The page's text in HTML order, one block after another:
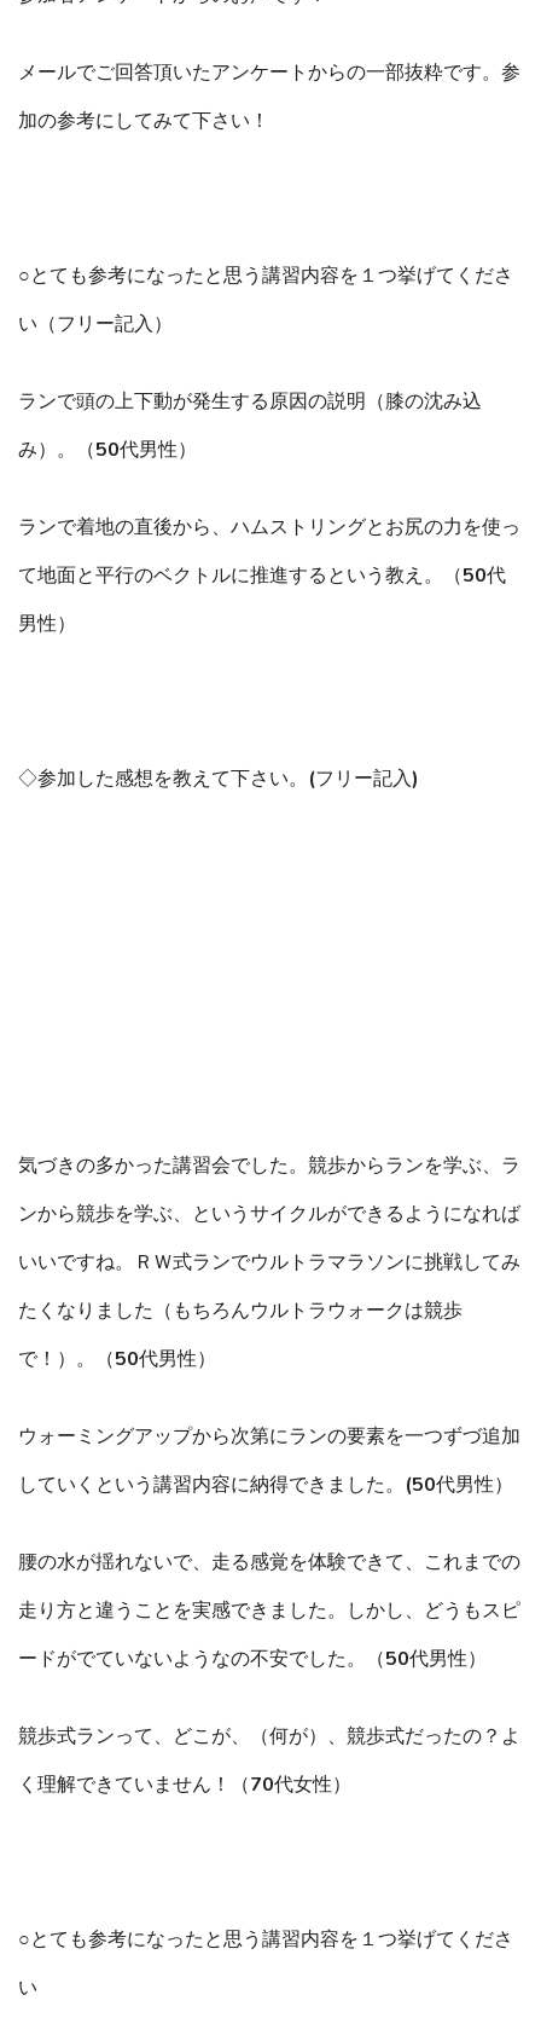
メールでご回答頂いたアンケートからの一部抜粋です。参
加の参考にしてみて下さい！
○とても参考になったと思う講習内容を１つ挙げてくださ
い（フリー記入）
ランで頭の上下動が発生する原因の説明（膝の沈み込
み）。（50代男性）
ランで着地の直後から、ハムストリングとお尻の力を使っ
て地面と平行のベクトルに推進するという教え。（50代
男性）
◇参加した感想を教えて下さい。(フリー記入)
気づきの多かった講習会でした。競歩からランを学ぶ、ラ
ンから競歩を学ぶ、というサイクルができるようになれば
いいですね。ＲＷ式ランでウルトラマラソンに挑戦してみ
たくなりました（もちろんウルトラウォークは競歩
で！）。（50代男性）
ウォーミングアップから次第にランの要素を一つずづ追加
していくという講習内容に納得できました。(50代男性）
腰の水が揺れないで、走る感覚を体験できて、これまでの
走り方と違うことを実感できました。しかし、どうもスピ
ードがでていないようなの不安でした。（50代男性）
競歩式ランって、どこが、（何が）、競歩式だったの？よ
く理解できていません！（70代女性）
○とても参考になったと思う講習内容を１つ挙げてくださ
い